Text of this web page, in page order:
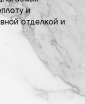
и
отделкой и